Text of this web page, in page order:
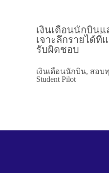
เงินเดือนนักบินแ
เจาะลึกรายได้ที่
รับผิดชอบ
เงินเดือนนักบิน, สอบ
Student Pilot